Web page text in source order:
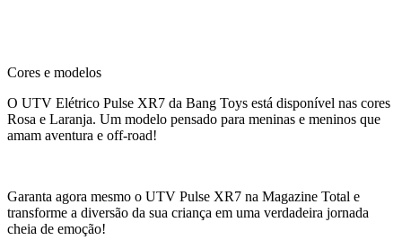
Cores e modelos
O UTV Elétrico Pulse XR7 da Bang Toys está disponível nas cores
Rosa e Laranja. Um modelo pensado para meninas e meninos que
amam aventura e off-road!
Garanta agora mesmo o UTV Pulse XR7 na Magazine Total e
transforme a diversão da sua criança em uma verdadeira jornada
cheia de emoção!